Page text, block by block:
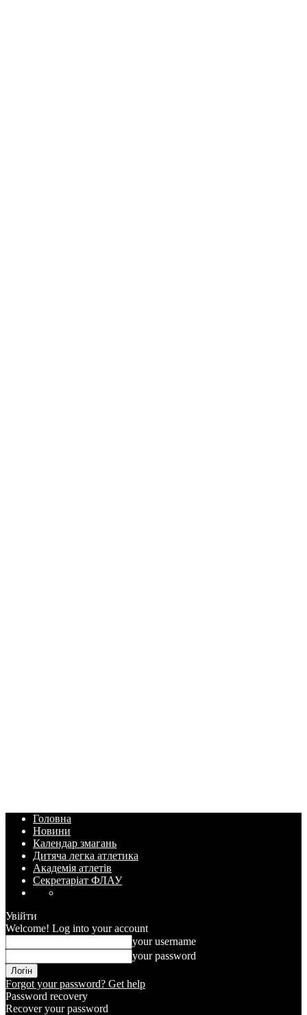
Головна
Новини
Календар змагань
Дитяча легка атлетика
Академія атлетів
Секретаріат ФЛАУ
Увійти
Welcome! Log into your account
your username
your password
Forgot your password? Get help
Password recovery
Recover your password